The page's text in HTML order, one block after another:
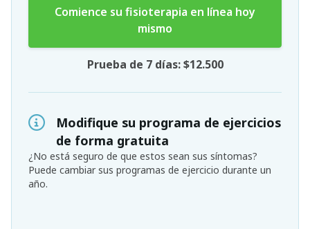
Comience su fisioterapia en línea hoy
mismo
Prueba de 7 días: $12.500
Modifique su programa de ejercicios
de forma gratuita
¿No está seguro de que estos sean sus síntomas?
Puede cambiar sus programas de ejercicio durante un
año.